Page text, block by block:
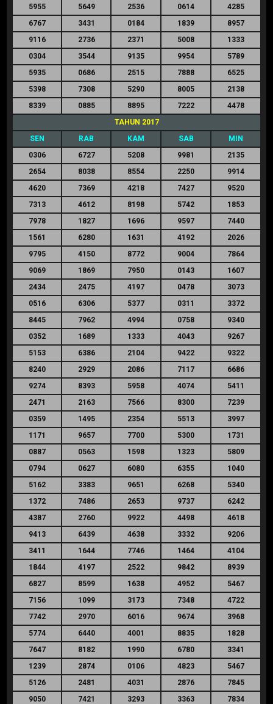
5955 5649 2536 0614
4285
6767
3431 0184 1839
8957
9116
2736 2371 5008
1333
0304
3544 9135 9954
5789
5935
0686 2515 7888
6525
5398
7308 5290 8005
2138
8339
0885 8895 7222
4478
TAHUN 2017
SEN
RAB KAM SAB
MIN
0306
6727 5208 9981
2135
2654
8038 8554 2250
9914
4620
7369 4218 7427
9520
7313
4612 8198 5742
1853
7978
1827 1696 9597
7440
1561
6280 1631 4192
2026
9795
4150 8772 9004
7864
9069
1869 7950 0143
1607
2434
2475 4197 0478
3073
0516
6306 5377 0311
3372
8445
7962 4994 0758
9340
0352
1689 1333 4043
9267
5153
6386 2104 9422
9322
8240
2929 2086 7117
6686
9274
8393 5958 4074
5411
2471
2163 7566 8300
7239
0359
1495 2354 5513
3997
1171
9657 7700 5300
1731
0887
0563 1598 1323
5809
0794
0627 6080 6355
1040
5162
3383 9651 6268
5340
1372
7486 2653 9737
6242
4387
2760 9922 4498
4618
9413
6439 4638 3332
9206
3411
1644 7746 1464
4104
1844
4197 2522 9842
8939
6827
8599 1638 4952
5467
7156
1099 3173 7348
4722
7742
2970 6016 9674
3968
5774
6440 4001 8835
1828
7647
8182 1990 6780
3341
1239
2874 0106 4823
5467
5126
2481 4031 2876
7845
9050
7421 3293 3363
7834